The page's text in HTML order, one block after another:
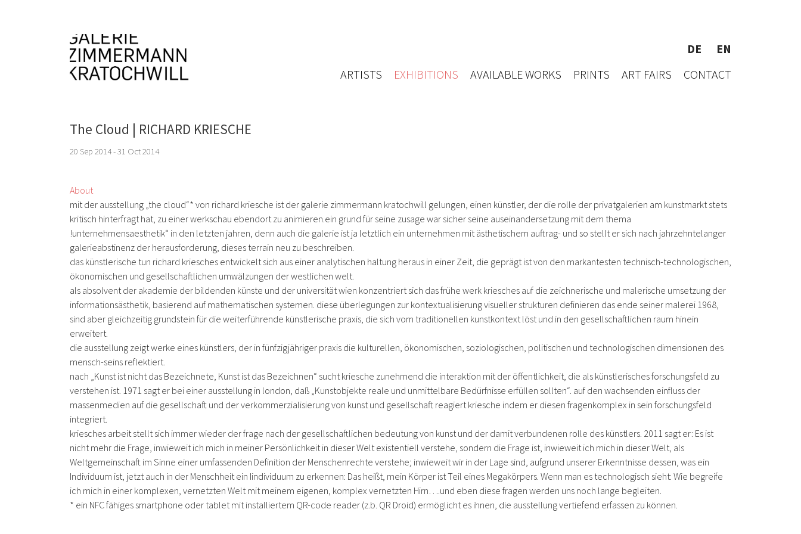
DE
EN
ARTISTS
EXHIBITIONS AVAILABLE WORKS PRINTS ART FAIRS CONTACT
The Cloud | RICHARD KRIESCHE
20 Sep 2014 - 31 Oct 2014
About
mit der ausstellung „the cloud“* von richard kriesche ist der galerie zimmermann kratochwill gelungen, einen künstler, der die rolle der privatgalerien am kunstmarkt stets
kritisch hinterfragt hat, zu einer werkschau ebendort zu animieren.ein grund für seine zusage war sicher seine auseinandersetzung mit dem thema
!unternehmensaesthetik“ in den letzten jahren, denn auch die galerie ist ja letztlich ein unternehmen mit ästhetischem auftrag- und so stellt er sich nach jahrzehntelanger
galerieabstinenz der herausforderung, dieses terrain neu zu beschreiben.
das künstlerische tun richard kriesches entwickelt sich aus einer analytischen haltung heraus in einer Zeit, die geprägt ist von den markantesten technisch-technologischen,
ökonomischen und gesellschaftlichen umwälzungen der westlichen welt.
als absolvent der akademie der bildenden künste und der universität wien konzentriert sich das frühe werk kriesches auf die zeichnerische und malerische umsetzung der
informationsästhetik, basierend auf mathematischen systemen. diese überlegungen zur kontextualisierung visueller strukturen definieren das ende seiner malerei 1968,
sind aber gleichzeitig grundstein für die weiterführende künstlerische praxis, die sich vom traditionellen kunstkontext löst und in den gesellschaftlichen raum hinein
erweitert.
die ausstellung zeigt werke eines künstlers, der in fünfzigjähriger praxis die kulturellen, ökonomischen, soziologischen, politischen und technologischen dimensionen des
mensch-seins reflektiert.
nach „Kunst ist nicht das Bezeichnete, Kunst ist das Bezeichnen“ sucht kriesche zunehmend die interaktion mit der öffentlichkeit, die als künstlerisches forschungsfeld zu
verstehen ist. 1971 sagt er bei einer ausstellung in london, daß „Kunstobjekte reale und unmittelbare Bedürfnisse erfüllen sollten“. auf den wachsenden einfluss der
massenmedien auf die gesellschaft und der verkommerzialisierung von kunst und gesellschaft reagiert kriesche indem er diesen fragenkomplex in sein forschungsfeld
integriert.
kriesches arbeit stellt sich immer wieder der frage nach der gesellschaftlichen bedeutung von kunst und der damit verbundenen rolle des künstlers. 2011 sagt er: Es ist
nicht mehr die Frage, inwieweit ich mich in meiner Persönlichkeit in dieser Welt existentiell verstehe, sondern die Frage ist, inwieweit ich mich in dieser Welt, als
Weltgemeinschaft im Sinne einer umfassenden Definition der Menschenrechte verstehe; inwieweit wir in der Lage sind, aufgrund unserer Erkenntnisse dessen, was ein
Individuum ist, jetzt auch in der Menschheit ein Iindividuum zu erkennen: Das heißt, mein Körper ist Teil eines Megakörpers. Wenn man es technologisch sieht: Wie begreife
ich mich in einer komplexen, vernetzten Welt mit meinem eigenen, komplex vernetzten Hirn….und eben diese fragen werden uns noch lange begleiten.
* ein NFC fähiges smartphone oder tablet mit installiertem QR-code reader (z.b. QR Droid) ermöglicht es ihnen, die ausstellung vertiefend erfassen zu können.